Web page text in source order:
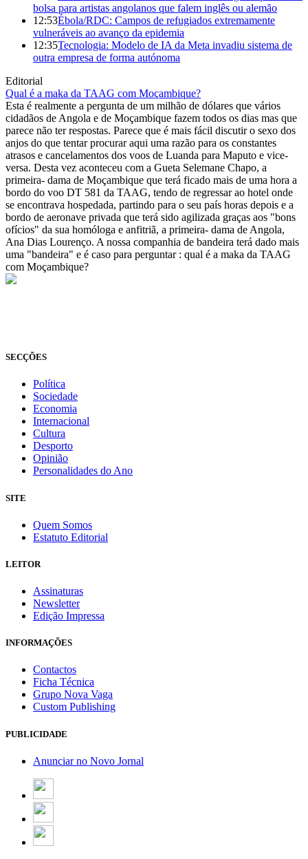
bolsa para artistas angolanos que falem inglês ou alemão
12:53Ébola/RDC: Campos de refugiados extremamente
vulneráveis ao avanço da epidemia
12:35Tecnologia: Modelo de IA da Meta invadiu sistema de
outra empresa de forma autónoma
Editorial
Qual é a maka da TAAG com Moçambique?
Esta é realmente a pergunta de um milhão de dólares que vários
cidadãos de Angola e de Moçambique fazem todos os dias mas que
parece não ter respostas. Parece que é mais fácil discutir o sexo dos
anjos do que tentar procurar aqui uma razão para os constantes
atrasos e cancelamentos dos voos de Luanda para Maputo e vice-
versa. Desta vez aconteceu com a Gueta Selemane Chapo, a
primeira- dama de Moçambique que terá ficado mais de uma hora a
bordo do voo DT 581 da TAAG, tendo de regressar ao hotel onde
se encontrava hospedada, partindo para o seu país horas depois e a
bordo de aeronave privada que terá sido agilizada graças aos "bons
ofícios" da sua homóloga e anfitriã, a primeira- dama de Angola,
Ana Dias Lourenço. A nossa companhia de bandeira terá dado mais
uma "bandeira" e é caso para perguntar : qual é a maka da TAAG
com Moçambique?
SECÇÕES
Política
Sociedade
Economia
Internacional
Cultura
Desporto
Opinião
Personalidades do Ano
SITE
Quem Somos
Estatuto Editorial
LEITOR
Assinaturas
Newsletter
Edição Impressa
INFORMAÇÕES
Contactos
Ficha Técnica
Grupo Nova Vaga
Custom Publishing
PUBLICIDADE
Anunciar no Novo Jornal